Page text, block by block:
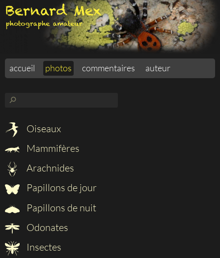
accueil photos commentaires auteur
⚲
Oiseaux
Mammifères
Arachnides
Papillons de jour
Papillons de nuit
Odonates
Insectes